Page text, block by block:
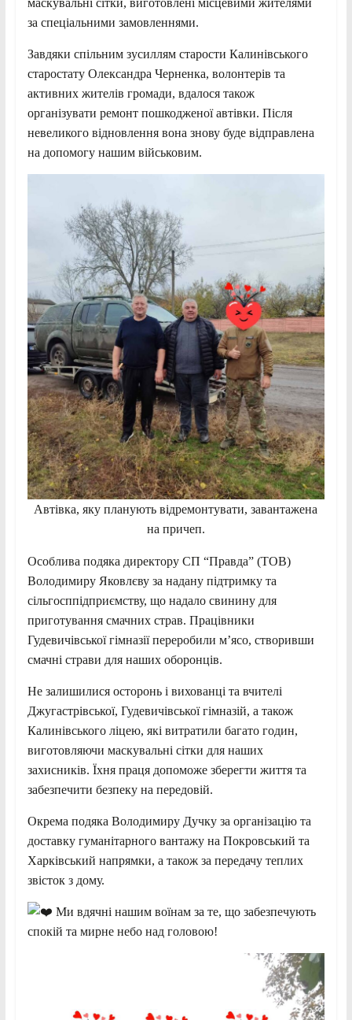
маскувальні сітки, виготовлені місцевими жителями
за спеціальними замовленнями.
Завдяки спільним зусиллям старости Калинівського
старостату Олександра Черненка, волонтерів та
активних жителів громади, вдалося також
організувати ремонт пошкодженої автівки. Після
невеликого відновлення вона знову буде відправлена
на допомогу нашим військовим.
Автівка, яку планують відремонтувати, завантажена
на причеп.
Особлива подяка директору СП “Правда” (ТОВ)
Володимиру Яковлєву за надану підтримку та
сільгосппідприємству, що надало свинину для
приготування смачних страв. Працівники
Гудевичівської гімназії переробили м’ясо, створивши
смачні страви для наших оборонців.
Не залишилися осторонь і вихованці та вчителі
Джугастрівської, Гудевичівської гімназій, а також
Калинівського ліцею, які витратили багато годин,
виготовляючи маскувальні сітки для наших
захисників. Їхня праця допоможе зберегти життя та
забезпечити безпеку на передовій.
Окрема подяка Володимиру Дучку за організацію та
доставку гуманітарного вантажу на Покровський та
Харківський напрямки, а також за передачу теплих
звісток з дому.
Ми вдячні нашим воїнам за те, що забезпечують
спокій та мирне небо над головою!